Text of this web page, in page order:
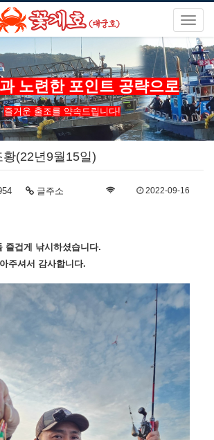
노련한 포인트 공략으로
즐거운 출조를 약속드립니다!
(22년9월15일)
글주소 2022-09-16
즐겁게 낚시하셨습니다.
주셔서 감사합니다.